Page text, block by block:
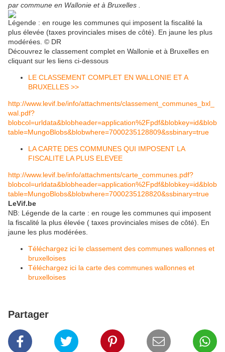
par commune en Wallonie et à Bruxelles .
Légende : en rouge les communes qui imposent la fiscalité la
plus élevée (taxes provinciales mises de côté). En jaune les plus
modérées. © DR
Découvrez le classement complet en Wallonie et à Bruxelles en
cliquant sur les liens ci-dessous
LE CLASSEMENT COMPLET EN WALLONIE ET A
BRUXELLES >>
http://www.levif.be/info/attachments/classement_communes_bxl_
wal.pdf?
blobcol=urldata&blobheader=application%2Fpdf&blobkey=id&blob
table=MungoBlobs&blobwhere=7000235128809&ssbinary=true
LA CARTE DES COMMUNES QUI IMPOSENT LA
FISCALITE LA PLUS ELEVEE
http://www.levif.be/info/attachments/carte_communes.pdf?
blobcol=urldata&blobheader=application%2Fpdf&blobkey=id&blob
table=MungoBlobs&blobwhere=7000235128820&ssbinary=true
LeVif.be
NB: Légende de la carte : en rouge les communes qui imposent
la fiscalité la plus élevée ( taxes provinciales mises de côté). En
jaune les plus modérées.
Téléchargez ici le classement des communes wallonnes et
bruxelloises
Téléchargez ici la carte des communes wallonnes et
bruxelloises
Partager